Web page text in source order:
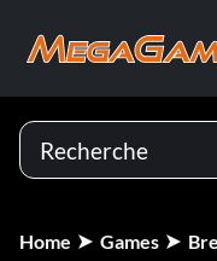
Home Games